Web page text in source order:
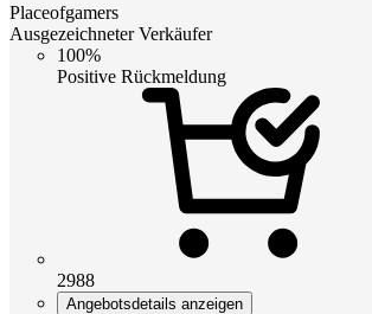
Placeofgamers
Ausgezeichneter Verkäufer
100%
Positive Rückmeldung
2988
Angebotsdetails anzeigen